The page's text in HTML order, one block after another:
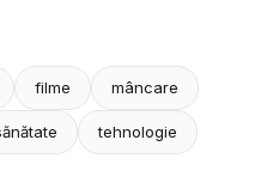
filme mâncare
tehnologie